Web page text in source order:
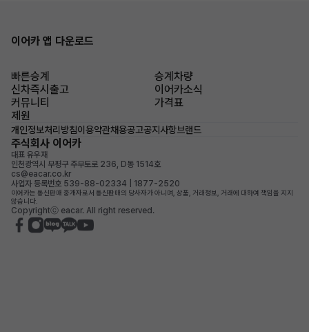
이어카 앱 다운로드
빠른승계
승계차량
신차즉시출고
이어카소식
커뮤니티
가격표
제원
개인정보처리방침이용약관채용공고공지사항브랜드
주식회사 이어카
대표 유우재
인천광역시 부평구 주부토로 236, D동 1514호
cs@eacar.co.kr
사업자 등록번호 539-88-02334 | 1877-2520
이어카는 통신판매 중개자로서 통신판매의 당사자가 아니며, 상품, 거래정보, 거래에 대하여 책임을 지지
않습니다.
Copyrightⓒ eacar. All right reserved.